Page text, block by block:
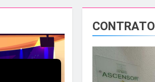
Santa Bárbara acoge el circuito
1 Semana Atrás
La Línea albergará el Campeonato